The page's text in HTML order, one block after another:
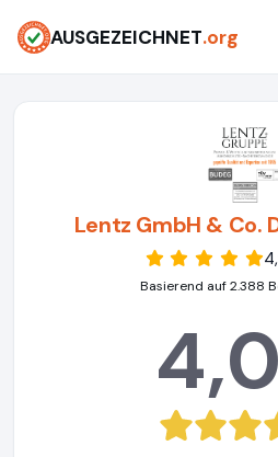
AUSGEZEICHNET.org
Lentz GmbH & Co.
Basierend auf 2.388